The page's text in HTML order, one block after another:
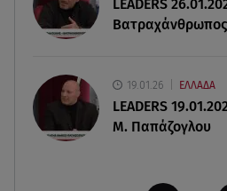
4 (πολύ σημαντικά)
αποκαλύπτουν οι διακοπές
LEADERS
19.01.26 ΕΛΛΑΔΑ
LEADERS
Μ. Παπάζογλου